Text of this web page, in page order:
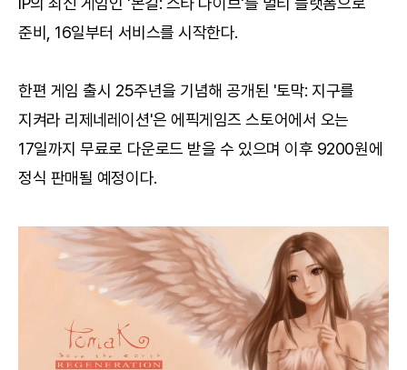
준비, 16일부터 서비스를 시작한다.
한편 게임 출시 25주년을 기념해 공개된 '토막: 지구를
지켜라 리제네레이션'은 에픽게임즈 스토어에서 오는
17일까지 무료로 다운로드 받을 수 있으며 이후 9200원에
정식 판매될 예정이다.